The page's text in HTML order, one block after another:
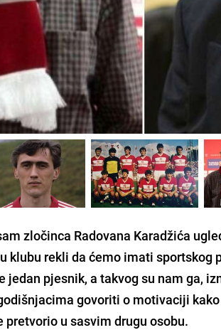
zločinca Radovana Karadžića
klubu rekli da ćemo imati sportskog
jedan pjesnik, a takvog su nam ga,
govoriti o motivaciji
pretvorio u sasvim drugu osobu.